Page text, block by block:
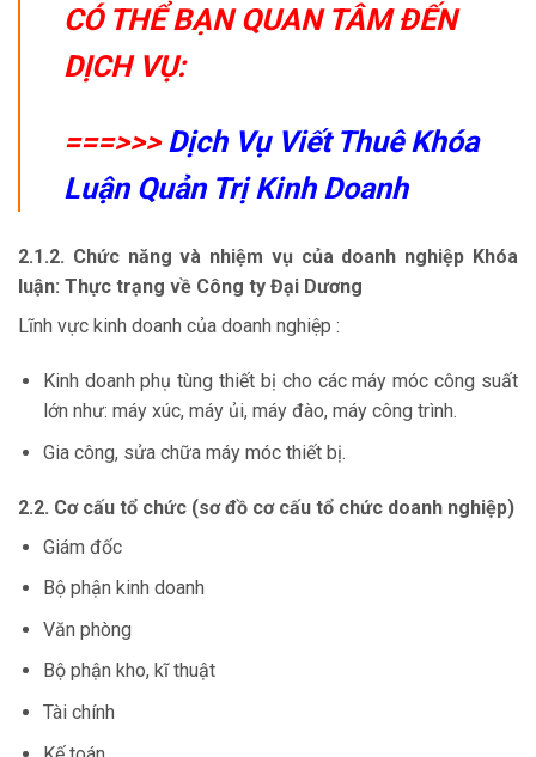
CÓ THỂ BẠN QUAN TÂM ĐẾN
DỊCH VỤ:
===>>>Dịch Vụ Viết Thuê Khóa
Luận Quản Trị Kinh Doanh
2.1.2. Chức năng và nhiệm vụ của doanh nghiệp Khóa
luận: Thực trạng về Công ty Đại Dương
Lĩnh vực kinh doanh của doanh nghiệp :
Kinh doanh phụ tùng thiết bị cho các máy móc công suất
lớn như: máy xúc, máy ủi, máy đào, máy công trình.
Gia công, sửa chữa máy móc thiết bị.
2.2. Cơ cấu tổ chức (sơ đồ cơ cấu tổ chức doanh nghiệp)
Giám đốc
Bộ phận kinh doanh
Văn phòng
Bộ phận kho, kĩ thuật
Tài chính